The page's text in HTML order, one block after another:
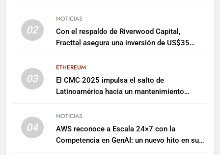
02
NOTICIAS
Con el respaldo de Riverwood Capital,
Fracttal asegura una inversión de US$35
03
ETHEREUM
El CMC 2025 impulsa el salto de
Latinoamérica hacia un mantenimiento
04
NOTICIAS
AWS reconoce a Escala 24×7 con la
Competencia en GenAI: un nuevo hito en su